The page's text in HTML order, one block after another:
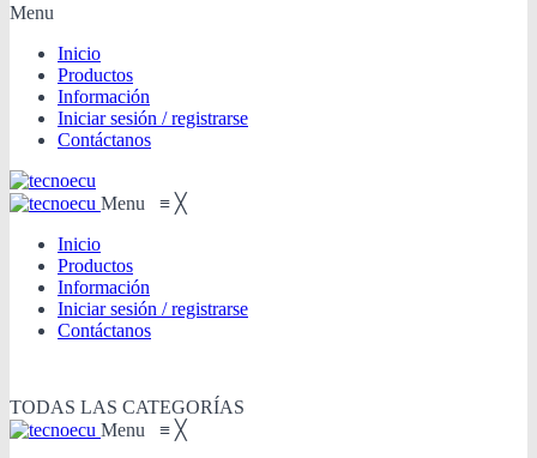
Menu
Inicio
Productos
Información
Iniciar sesión / registrarse
Contáctanos
Menu ≡ ╳
Inicio
Productos
Información
Iniciar sesión / registrarse
Contáctanos
TODAS LAS CATEGORÍAS
Menu ≡ ╳